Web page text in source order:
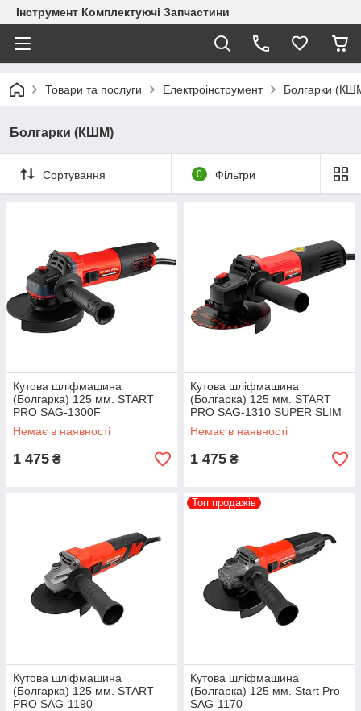
Інструмент Комплектуючі Запчастини
Товари та послуги Електроінструмент Болгарки
Болгарки (КШМ)
Сортування 0 Фільтри
Кутова шліфмашина
(Болгарка) 125 мм. START
PRO SAG-1300F
Немає в наявності
1 475 ₴
Кутова шліфмашина
(Болгарка) 125 мм. START
PRO SAG-1310 SUPER SLIM
Немає в наявності
1 475 ₴
Кутова шліфмашина
(Болгарка) 125 мм. START
PRO SAG-1190
Топ продажів
Кутова шліфмашина
(Болгарка) 125 мм. Start Pro
SAG-1170